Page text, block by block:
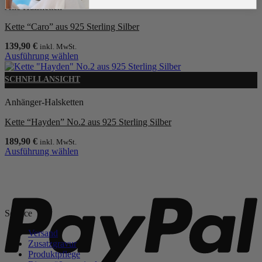
Alle Halsketten
Kette “Caro” aus 925 Sterling Silber
139,90 € inkl. MwSt.
Ausführung wählen
Dieses
Produkt
weist
mehrere
Varianten
auf.
Die
Optionen
können
werden
SCHNELLANSICHT
Anhänger-Halsketten
Kette “Hayden” No.2 aus 925 Sterling Silber
189,90 € inkl. MwSt.
Ausführung wählen
Varianten
auf.
Die
Optionen
können
auf
Service
Versand
Zusatzgravur
Produktpflege